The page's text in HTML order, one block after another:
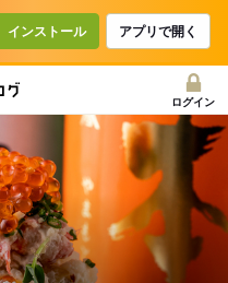
インストール アプリで開く
ログイン